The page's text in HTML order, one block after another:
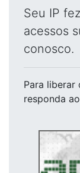
Seu IP
acessos
conosco.
Para liberar
responda